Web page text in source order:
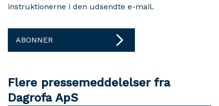
instruktionerne i den udsendte e-mail.
ABONNER
Flere pressemeddelelser fra
Dagrofa ApS